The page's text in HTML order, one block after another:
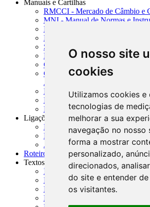
O nosso site
cookies
Utilizamos cookies e
tecnologias de
melhorar a sua
navegação no nosso
forma a mostrar
personalizado,
direcionados,
do site e entender
os visitantes.
Manuais e Cartilhas
RMCCI - Mercado de Câmbio e
MNI - Manual de Normas e
MTVM - Manual de Títulos e
MCR - Manual de Crédito Rural
SISORF - Manual de
MASUP - Manual de Supervisão
CADOC - Catálogo de
CNAE-CONCLA - Classificação
Atividades Econômicas
PMF - Cartilhas do BCB
Manuais Auxiliares do BCB e
Resenhas Diárias Governamentais
Ligações Externas
Links Úteis
Presidência da República
Agências Nacionais Reguladoras
Roteiros para Estudos
Textos
Índice de Textos
Editorial
Monografias
Na Imprensa